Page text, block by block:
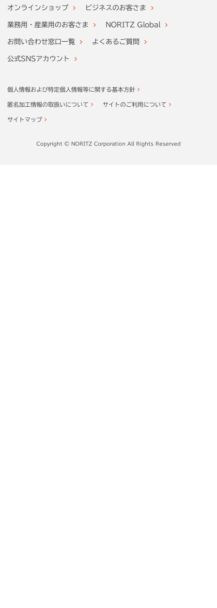
オンラインショップ ビジネスのお客さま
業務用・産業用のお客さま NORITZ Global
お問い合わせ窓口一覧 よくあるご質問
公式SNSアカウント
個人情報および特定個人情報等に関する基本方針
匿名加工情報の取扱いについて サイトのご利用について
サイトマップ
Copyright © NORITZ Corporation All Rights Reserved